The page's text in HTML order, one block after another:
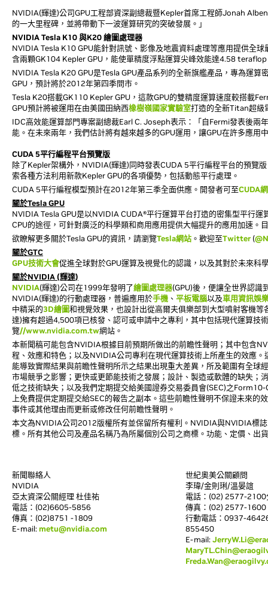
NVIDIA(輝達)公司GPU工程部資深副總裁暨Kepler首席工程師Jonah
的一大里程碑，並將帶動下一波運算研究的突破發展。」
NVIDIA Tesla K10 與K20 繪圖處理器
NVIDIA Tesla K10 GPU能針對訊號、影像及地震資料處理等應用提供全
含兩顆GK104 Kepler GPU，能使單精度浮點運算尖峰效能達4.58
NVIDIA Tesla K20 GPU是Tesla GPU產品系列的全新旗艦產品，專為運
GPU，預計將於2012年第四季問市。
Tesla K20搭載GK110 Kepler GPU，這款GPU的雙精度運算速度較搭載
GPU預計將被運用在由美國田納西橡樹嶺國家實驗室打造的全新Titan超級
IDC高效能運算部門專案副總裁Earl C. Joseph表示：「自Fermi發表後
能。在未來兩年，我們估計將有越來越多的GPU運用，讓GPU在許多應用
CUDA 5平行編程平台預覽版
除了Kepler架構外，NVIDIA(輝達)同時發表CUDA 5平行編程平台的預覽
索各種方法利用新款Kepler GPU的各項優勢，包括動態平行處理。
CUDA 5平行編程模型預計在2012年第三季全面供應。開發者可至CUDA
關於Tesla GPU
NVIDIA Tesla GPU是以NVIDIA CUDA®平行運算平台打造的密集型平行
CPU的途徑，可針對廣泛的科學類和商用應用提供大幅提升的應用加速。
欲瞭解更多關於Tesla GPU的資訊，請瀏覽Tesla網站 。歡迎至Twitter (
關於GTC
GPU技術大會促進全球對於GPU運算及視覺化的認識，以及其對於未來
關於NVIDIA (輝達)
NVIDIA(輝達)公司在1999年發明了繪圖處理器(GPU)後，便讓全世界認識
NVIDIA(輝達)的行動處理器，普遍應用於手機 、 平板電腦以及車用資訊娛
中精采的3D繪圖和視覺效果，也設計出從高爾夫俱樂部到大型噴射客機
達)擁有超過4,500項已核發、認可或申請中之專利，其中包括現代運算技
覽//www.nvidia.com.tw網站。
本新聞稿可能包含NVIDIA根據目前預期所做出的前瞻性聲明；其中包含
程、效應和特色；以及NVIDIA公司專利在現代運算技術上所產生的效應
能導致實際結果與前瞻性聲明所示之結果出現重大差異，所及範圍有全
市場競爭之影響；更快或更節能技術之發展；設計、製造或軟體的缺失
低之技術缺失；以及我們定期提交給美國證券交易委員會(SEC)之
上免費提供定期提交給SEC的報告之副本。這些前瞻性聲明不保證未來
事件或其他理由而更新或修改任何前瞻性聲明。
本文為NVIDIA公司2012版權所有並保留所有權利。NVIDIA與NVIDIA標
標。所有其他公司及產品名稱乃為所屬個別公司之商標。功能、定價、出
新聞聯絡人
NVIDIA
亞太資深公關經理 杜佳祐
電話：(02)6605-5856
傳真：(02)8751 -1809
E-mail:metu@nvidia.com
世紀奧美公關顧問
李瑋/金則琍/溫晏誼
電話：(02) 2577-
傳真：(02) 2577-1600
行動電話：0937-
855450
E-mail: